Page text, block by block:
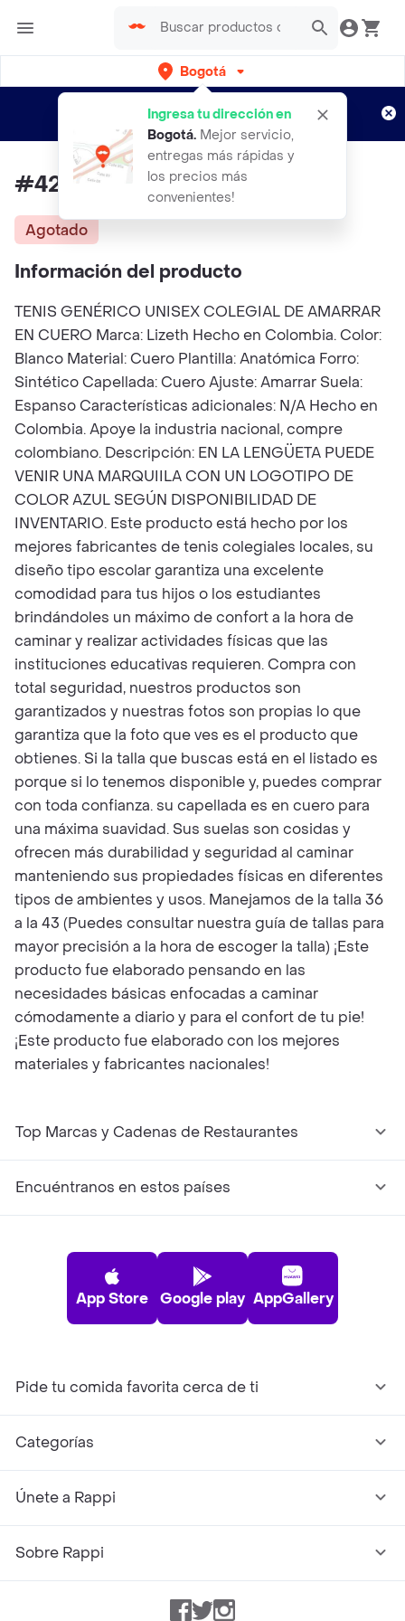
Bogotá
Ingresa tu dirección en
Bogotá. Mejor servicio,
entregas más rápidas y
los precios más
convenientes!
envíos gratis por semanas
Aplican TyC
#42 Colegial Tenis Unisex
Agotado
Información del producto
TENIS GENÉRICO UNISEX COLEGIAL DE AMARRAR
EN CUERO Marca: Lizeth Hecho en Colombia. Color:
Blanco Material: Cuero Plantilla: Anatómica Forro:
Sintético Capellada: Cuero Ajuste: Amarrar Suela:
Espanso Características adicionales: N/A Hecho en
Colombia. Apoye la industria nacional, compre
colombiano. Descripción: EN LA LENGÜETA PUEDE
VENIR UNA MARQUIILA CON UN LOGOTIPO DE
COLOR AZUL SEGÚN DISPONIBILIDAD DE
INVENTARIO. Este producto está hecho por los
mejores fabricantes de tenis colegiales locales, su
diseño tipo escolar garantiza una excelente
comodidad para tus hijos o los estudiantes
brindándoles un máximo de confort a la hora de
caminar y realizar actividades físicas que las
instituciones educativas requieren. Compra con
total seguridad, nuestros productos son
garantizados y nuestras fotos son propias lo que
garantiza que la foto que ves es el producto que
obtienes. Si la talla que buscas está en el listado es
porque si lo tenemos disponible y, puedes comprar
con toda confianza. su capellada es en cuero para
una máxima suavidad. Sus suelas son cosidas y
ofrecen más durabilidad y seguridad al caminar
manteniendo sus propiedades físicas en diferentes
tipos de ambientes y usos. Manejamos de la talla 36
a la 43 (Puedes consultar nuestra guía de tallas para
mayor precisión a la hora de escoger la talla) ¡Este
producto fue elaborado pensando en las
necesidades básicas enfocadas a caminar
cómodamente a diario y para el confort de tu pie!
¡Este producto fue elaborado con los mejores
materiales y fabricantes nacionales!
Top Marcas y Cadenas de Restaurantes
Encuéntranos en estos países
App Store Google play AppGallery
Pide tu comida favorita cerca de ti
Categorías
Únete a Rappi
Sobre Rappi
Facebook
TwitterInstagram